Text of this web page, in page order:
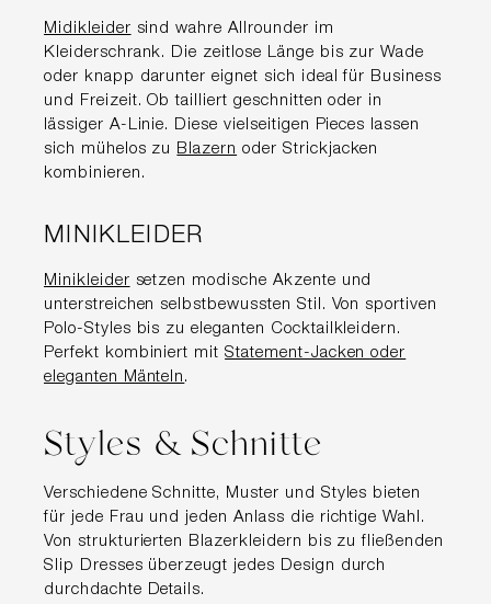
Midikleider sind wahre Allrounder im
Kleiderschrank. Die zeitlose Länge bis zur Wade
oder knapp darunter eignet sich ideal für Business
und Freizeit. Ob tailliert geschnitten oder in
lässiger A-Linie. Diese vielseitigen Pieces lassen
sich mühelos zu Blazern oder Strickjacken
kombinieren.
MINIKLEIDER
Minikleider setzen modische Akzente und
unterstreichen selbstbewussten Stil. Von sportiven
Polo-Styles bis zu eleganten Cocktailkleidern.
Perfekt kombiniert mitStatement-Jacken oder
eleganten Mänteln .
Styles & Schnitte
Verschiedene Schnitte, Muster und Styles bieten
für jede Frau und jeden Anlass die richtige Wahl.
Von strukturierten Blazerkleidern bis zu fließenden
Slip Dresses überzeugt jedes Design durch
durchdachte Details.